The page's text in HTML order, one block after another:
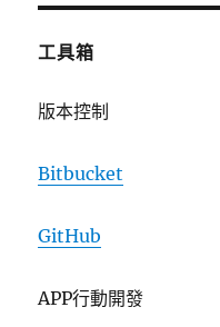
工具箱
版本控制
Bitbucket
GitHub
APP行動開發